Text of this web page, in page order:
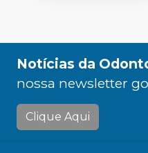
Notícias da
nossa newsletter
Clique Aqui